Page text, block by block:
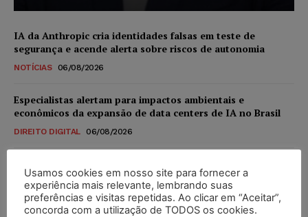
IA da Anthropic cria identidades falsas em teste de
segurança e acende alerta sobre riscos de autonomia
NOTÍCIAS 06/08/2026
Especialistas alertam para impactos ambientais e
econômicos da expansão de data centers de IA no Brasil
DIREITO DIGITAL 06/08/2026
invioláveis após assinatura digital e lacração
NOTÍCIAS 06/08/2026
Usamos cookies em nosso site para fornecer a
experiência mais relevante, lembrando suas
preferências e visitas repetidas. Ao clicar em “Aceitar”,
concorda com a utilização de TODOS os cookies.